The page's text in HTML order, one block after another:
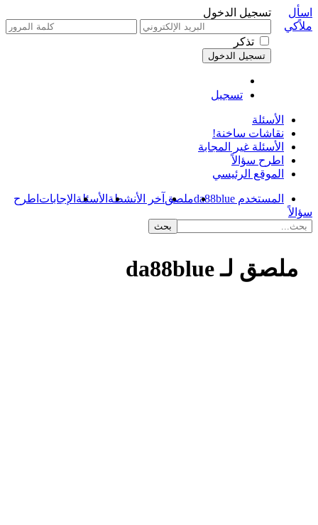
تسجيل الدخول
تذكر
تسجيل
اسأل
ملاًكي
الأسئلة
نقاشات ساخنة!
الأسئلة غير المجابة
اطرح سؤالاً
الموقع الرئيسي
المستخدم da88blue ملصق آخر الأنشطة الأسئلة الإجابات اطرح
سؤالاً
ملصق لـ da88blue